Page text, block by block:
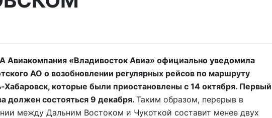
«Владивосток Авиа» официально уведомила
АО о возобновлении регулярных рейсов по маршруту
которые были приостановлены с 14 октября. Первый
должен состояться 9 декабря. Таким образом, перерыв в
между Дальним Востоком и Чукоткой составит менее двух